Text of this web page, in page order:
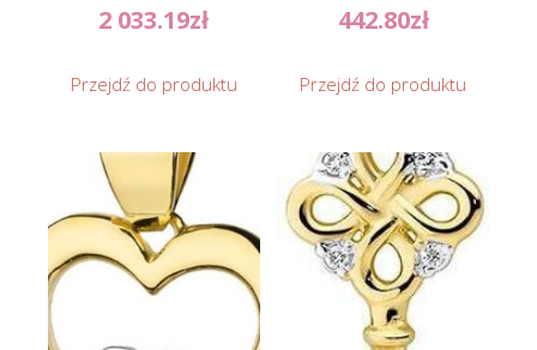
2 033.19zł
Przejdź do produktu
442.80zł
Przejdź do produktu